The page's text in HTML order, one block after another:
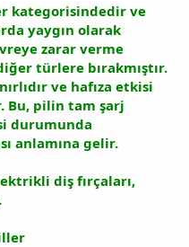
kategorisindedir ve
yaygın olarak
zarar verme
türlere bırakmıştır.
ve hafıza etkisi
Bu, pilin tam şarj
durumunda
anlamına gelir.
diş fırçaları,